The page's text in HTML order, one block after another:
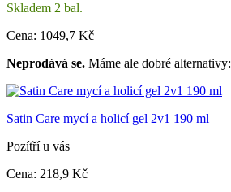
Skladem 2 bal.
Cena: 1049,7 Kč
Neprodává se. Máme ale dobré alternativy:
Satin Care mycí a holicí gel 2v1 190 ml
Pozítří u vás
Cena: 218,9 Kč